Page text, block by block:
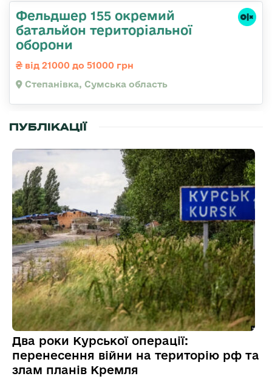
Фельдшер 155 окремий
батальйон територіальної
оборони
від 21000 до 51000 грн
Степанівка, Сумська область
ПУБЛІКАЦІЇ
Два роки Курської операції:
перенесення війни на територію рф та
злам планів Кремля